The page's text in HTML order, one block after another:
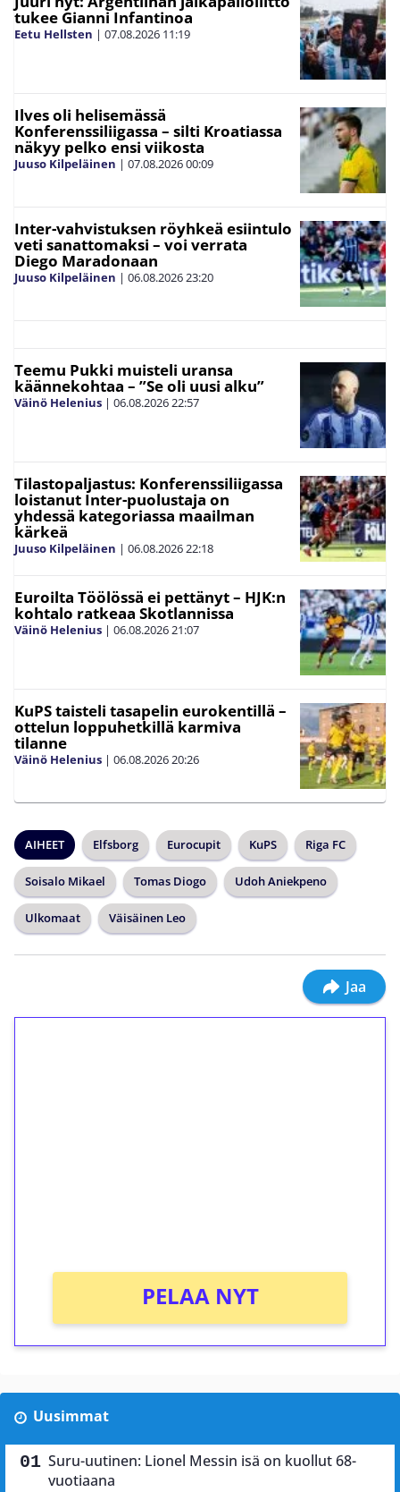
tukee Gianni Infantinoa
Eetu Hellsten | 07.08.2026 11:19
Ilves oli helisemässä
Konferenssiliigassa – silti Kroatiassa
näkyy pelko ensi viikosta
Juuso Kilpeläinen | 07.08.202600:09
Inter-vahvistuksen röyhkeä esiintulo
veti sanattomaksi – voi verrata
Diego Maradonaan
Juuso Kilpeläinen | 06.08.202623:20
Teemu Pukki muisteli uransa
käännekohtaa – ”Se oli uusi alku”
Väinö Helenius | 06.08.202622:57
Tilastopaljastus: Konferenssiliigassa
loistanut Inter-puolustaja on
yhdessä kategoriassa maailman
kärkeä
Juuso Kilpeläinen | 06.08.202622:18
Euroilta Töölössä ei pettänyt – HJK:n
kohtalo ratkeaa Skotlannissa
Väinö Helenius | 06.08.202621:07
KuPS taisteli tasapelin eurokentillä –
ottelun loppuhetkillä karmiva
tilanne
Väinö Helenius | 06.08.202620:26
AIHEET Elfsborg Eurocupit KuPS Riga FC
Soisalo Mikael Tomas Diogo Udoh Aniekpeno
Ulkomaat Väisäinen Leo
Jaa
PELAA NYT
Uusimmat
Suru-uutinen: Lionel Messin isä on kuollut 68-
vuotiaana